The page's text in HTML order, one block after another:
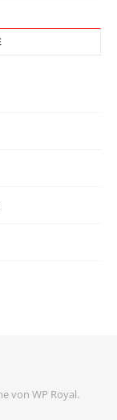
von WP Royal.